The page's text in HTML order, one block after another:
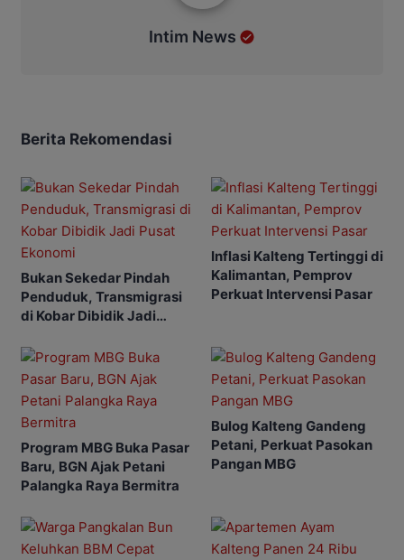
Intim News
Berita Rekomendasi
Bukan Sekedar Pindah
Penduduk, Transmigrasi
di Kobar Dibidik Jadi
Inflasi Kalteng Tertinggi di
Kalimantan, Pemprov
Perkuat Intervensi Pasar
Program MBG Buka Pasar
Baru, BGN Ajak Petani
Palangka Raya Bermitra
Bulog Kalteng Gandeng
Petani, Perkuat Pasokan
Pangan MBG